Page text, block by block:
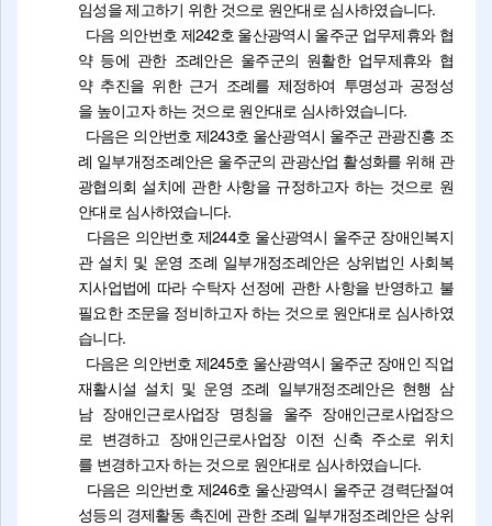
임성을 제고하기 위한 것으로 원안대로 심사하였습니다.
다음 의안번호 제242호 울산광역시 울주군 업무제휴와 협
약 등에 관한 조례안은 울주군의 원활한 업무제휴와 협
약 추진을 위한 근거 조례를 제정하여 투명성과 공정성
을 높이고자 하는 것으로 원안대로 심사하였습니다.
다음은 의안번호 제243호 울산광역시 울주군 관광진흥 조
례 일부개정조례안은 울주군의 관광산업 활성화를 위해 관
광협의회 설치에 관한 사항을 규정하고자 하는 것으로 원
안대로 심사하였습니다.
다음은 의안번호 제244호 울산광역시 울주군 장애인복지
관 설치 및 운영 조례 일부개정조례안은 상위법인 사회복
지사업법에 따라 수탁자 선정에 관한 사항을 반영하고 불
필요한 조문을 정비하고자 하는 것으로 원안대로 심사하였
습니다.
다음은 의안번호 제245호 울산광역시 울주군 장애인 직업
재활시설 설치 및 운영 조례 일부개정조례안은 현행 삼
남 장애인근로사업장 명칭을 울주 장애인근로사업장으
로 변경하고 장애인근로사업장 이전 신축 주소로 위치
를 변경하고자 하는 것으로 원안대로 심사하였습니다.
다음은 의안번호 제246호 울산광역시 울주군 경력단절여
성등의 경제활동 촉진에 관한 조례 일부개정조례안은 상위